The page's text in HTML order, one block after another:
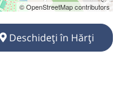
© OpenStreetMap contributors
Deschideți în Hărți